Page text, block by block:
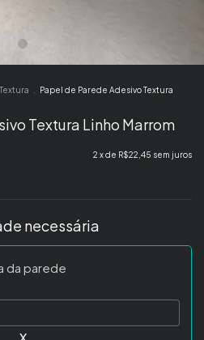
Textura
Papel de Parede Adesivo Textura
Textura Linho Marrom
2 x de R$22,45 sem juros
necessária
da parede
x